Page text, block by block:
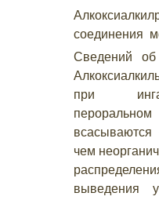
соединения
Сведений
при
чем
выведения